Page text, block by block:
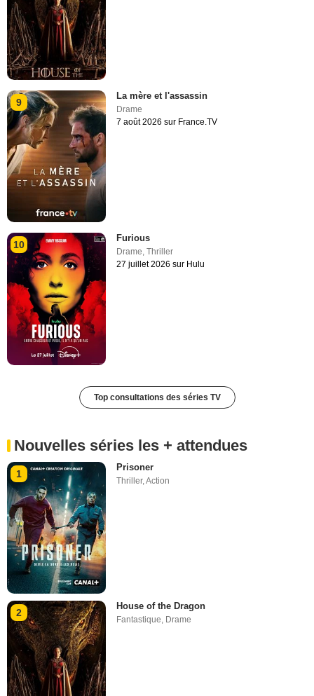
9
La mère et l'assassin
Drame
7 août 2026 sur France.TV
10
Furious
Drame,Thriller
27 juillet 2026 sur Hulu
Top consultations des séries TV
Nouvelles séries les + attendues
1
Prisoner
Thriller,Action
2
House of the Dragon
Fantastique, Drame